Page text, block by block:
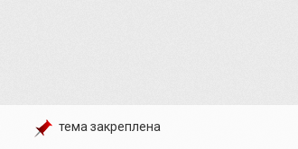
тема закреплена